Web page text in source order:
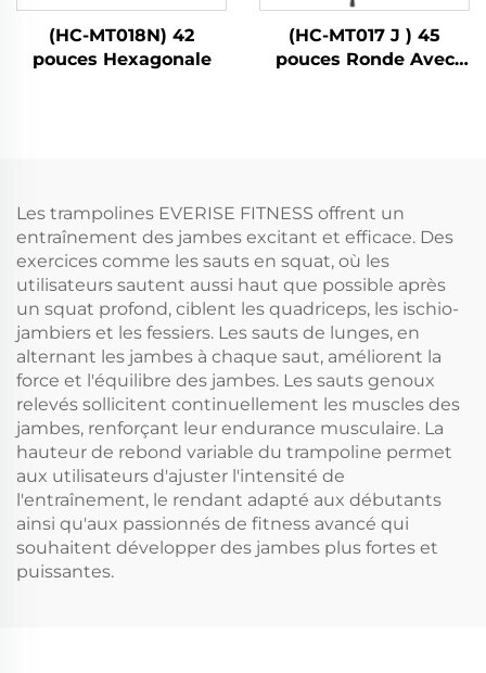
(HC-MT018N) 42
pouces Hexagonale
(HC-MT017 J ) 45
pouces Ronde Avec
Les trampolines EVERISE FITNESS offrent un
entraînement des jambes excitant et efficace. Des
exercices comme les sauts en squat, où les
utilisateurs sautent aussi haut que possible après
un squat profond, ciblent les quadriceps, les ischio-
jambiers et les fessiers. Les sauts de lunges, en
alternant les jambes à chaque saut, améliorent la
force et l'équilibre des jambes. Les sauts genoux
relevés sollicitent continuellement les muscles des
jambes, renforçant leur endurance musculaire. La
hauteur de rebond variable du trampoline permet
aux utilisateurs d'ajuster l'intensité de
l'entraînement, le rendant adapté aux débutants
ainsi qu'aux passionnés de fitness avancé qui
souhaitent développer des jambes plus fortes et
puissantes.